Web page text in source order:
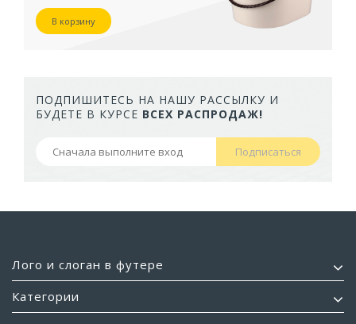
В корзину
ПОДПИШИТЕСЬ НА НАШУ РАССЫЛКУ И
БУДЕТЕ В КУРСЕ ВСЕХ РАСПРОДАЖ!
Подписаться
Лого и слоган в футере
Категории